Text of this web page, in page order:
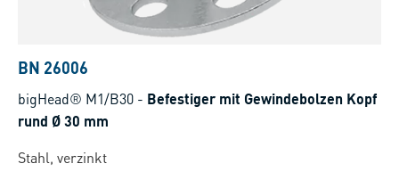
BN 26006
bigHead® M1/B30 - Befestiger mit Gewindebolzen Kopf
rund Ø 30 mm
Stahl, verzinkt